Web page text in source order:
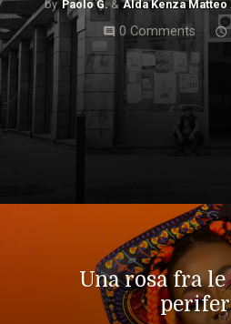
Paolo G. Alda Kenza
comment 0 Comments access_time
Una rosa fra